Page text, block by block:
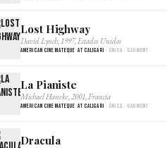
Lost Highway
David Lynch, 1997, Estados Unidos
American Cinemateque at Caligari · Única · Gaumont
La Pianiste
Michael Haneke, 2001, Francia
American Cinemateque at Caligari · Única · Gaumont
Dracula